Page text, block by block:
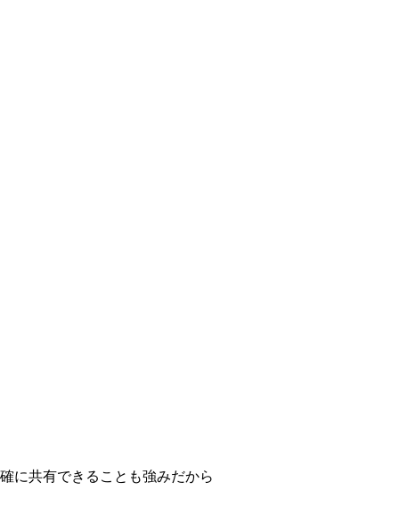
に共有できることも強みだから